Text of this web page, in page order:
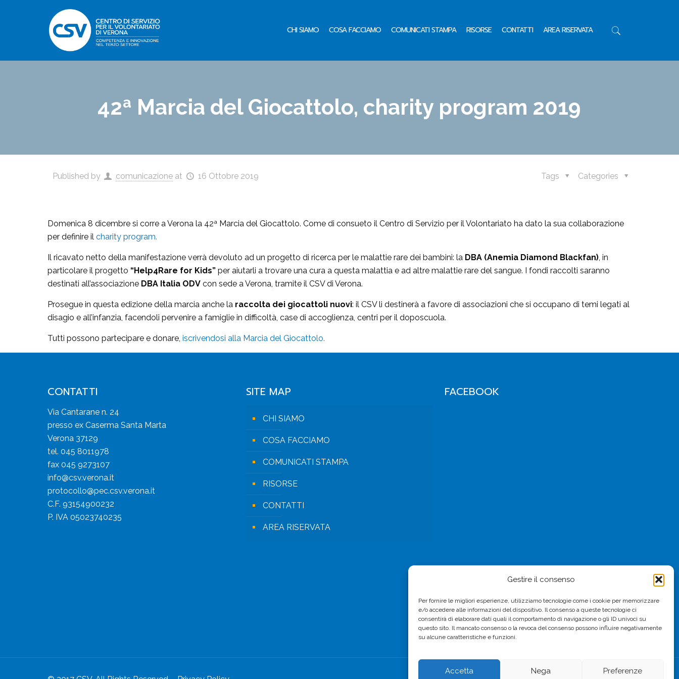
Gestire il consenso
Per fornire le migliori esperienze, utilizziamo tecnologie come i cookie per memorizzare
e/o accedere alle informazioni del dispositivo. Il consenso a queste tecnologie ci
consentirà di elaborare dati quali il comportamento di navigazione o gli ID univoci su
questo sito. Il mancato consenso o la revoca del consenso possono influire negativamente
su alcune caratteristiche e funzioni.
Accetta Nega Preferenze
CHI SIAMO COSA FACCIAMO COMUNICATI STAMPA RISORSE CONTATTI AREA RISERVATA
42ª Marcia del Giocattolo, charity program 2019
Published by comunicazione at 16 Ottobre 2019 Categories
Tags
Domenica 8 dicembre si corre a Verona la 42ª Marcia del Giocattolo. Come di consueto il Centro di Servizio per il Volontariato ha dato la sua collaborazione
per definire il charity program.
Il ricavato netto della manifestazione verrà devoluto ad un progetto di ricerca per le malattie rare dei bambini: la DBA (Anemia Diamond Blackfan), in
particolare il progetto “Help4Rare for Kids” per aiutarli a trovare una cura a questa malattia e ad altre malattie rare del sangue. I fondi raccolti saranno
destinati all’associazione DBA Italia ODVcon sede a Verona, tramite il CSV di Verona.
Prosegue in questa edizione della marcia anche la raccolta dei giocattoli nuovi: il CSV li destinerà a favore di associazioni che si occupano di temi legati al
disagio e all’infanzia, facendoli pervenire a famiglie in difficoltà, case di accoglienza, centri per il doposcuola.
Tutti possono partecipare e donare, iscrivendosi alla Marcia del Giocattolo.
CONTATTI
Via Cantarane n. 24
presso ex Caserma Santa Marta
Verona 37129
tel. 045 8011978
fax 045 9273107
info@csv.verona.it
protocollo@pec.csv.verona.it
C.F. 93154900232
P. IVA 05023740235
SITE MAP
CHI SIAMO
COSA FACCIAMO
COMUNICATI STAMPA
RISORSE
CONTATTI
AREA RISERVATA
FACEBOOK